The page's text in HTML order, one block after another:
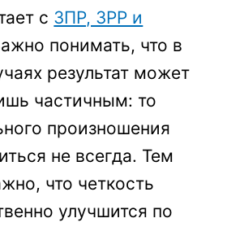
с ЗПР, ЗРР и
понимать, что в
результат может
частичным: то
произношения
не всегда. Тем
что четкость
улучшится по